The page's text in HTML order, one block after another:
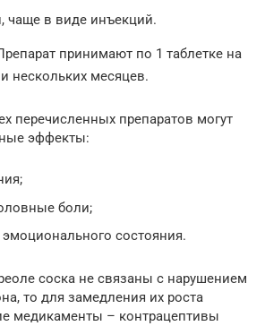
чаще в виде инъекций.
принимают по 1 таблетке на
нескольких месяцев.
перечисленных препаратов могут
эффекты:
боли;
состояния.
соска не связаны с нарушением
то для замедления их роста
медикаменты – контрацептивы